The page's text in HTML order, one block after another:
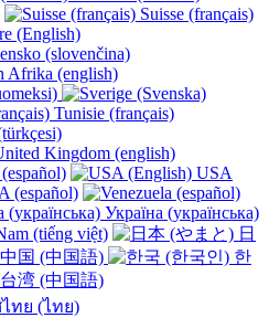
Suisse (français)
(English)
(slovenčina)
Afrika (english)
Tunisie (français)
Kingdom (english)
USA
(español)
Україна (українська)
(tiếng việt)
日
中国 (中国語)
한
台湾 (中国語)
ทย (ไทย)